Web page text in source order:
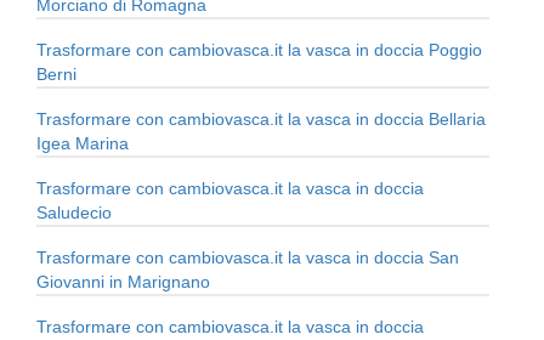
Morciano di Romagna
Trasformare con cambiovasca.it la vasca in doccia Poggio
Berni
Trasformare con cambiovasca.it la vasca in doccia Bellaria
Igea Marina
Trasformare con cambiovasca.it la vasca in doccia
Saludecio
Trasformare con cambiovasca.it la vasca in doccia San
Giovanni in Marignano
Trasformare con cambiovasca.it la vasca in doccia